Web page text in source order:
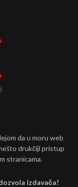
da u moru web
drukčiji pristup
stranicama.
izdavača!